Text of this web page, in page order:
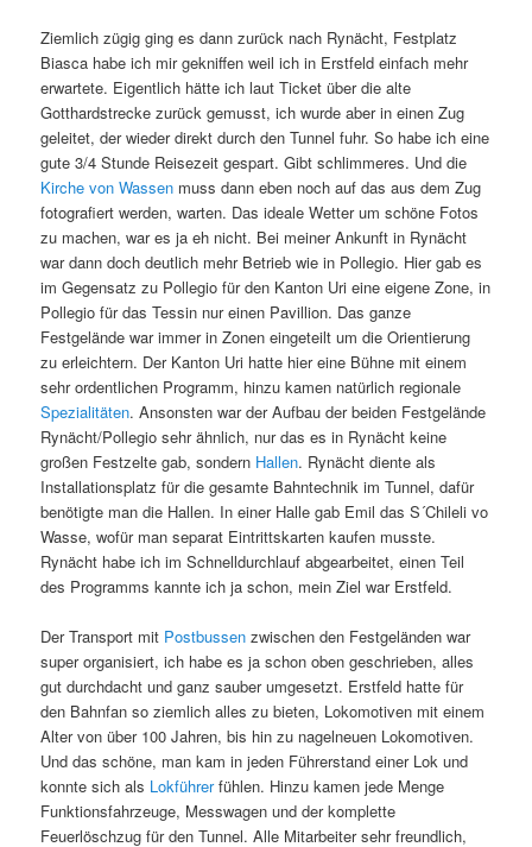
Ziemlich zügig ging es dann zurück nach Rynächt, Festplatz
Biasca habe ich mir gekniffen weil ich in Erstfeld einfach mehr
erwartete. Eigentlich hätte ich laut Ticket über die alte
Gotthardstrecke zurück gemusst, ich wurde aber in einen Zug
geleitet, der wieder direkt durch den Tunnel fuhr. So habe ich eine
gute 3/4 Stunde Reisezeit gespart. Gibt schlimmeres. Und die
Kirche von Wassen muss dann eben noch auf das aus dem Zug
fotografiert werden, warten. Das ideale Wetter um schöne Fotos
zu machen, war es ja eh nicht. Bei meiner Ankunft in Rynächt
war dann doch deutlich mehr Betrieb wie in Pollegio. Hier gab es
im Gegensatz zu Pollegio für den Kanton Uri eine eigene Zone, in
Pollegio für das Tessin nur einen Pavillion. Das ganze
Festgelände war immer in Zonen eingeteilt um die Orientierung
zu erleichtern. Der Kanton Uri hatte hier eine Bühne mit einem
sehr ordentlichen Programm, hinzu kamen natürlich regionale
Spezialitäten. Ansonsten war der Aufbau der beiden Festgelände
Rynächt/Pollegio sehr ähnlich, nur das es in Rynächt keine
großen Festzelte gab, sondern Hallen. Rynächt diente als
Installationsplatz für die gesamte Bahntechnik im Tunnel, dafür
benötigte man die Hallen. In einer Halle gab Emil das S´Chileli vo
Wasse, wofür man separat Eintrittskarten kaufen musste.
Rynächt habe ich im Schnelldurchlauf abgearbeitet, einen Teil
des Programms kannte ich ja schon, mein Ziel war Erstfeld.
Der Transport mit Postbussen zwischen den Festgeländen war
super organisiert, ich habe es ja schon oben geschrieben, alles
gut durchdacht und ganz sauber umgesetzt. Erstfeld hatte für
den Bahnfan so ziemlich alles zu bieten, Lokomotiven mit einem
Alter von über 100 Jahren, bis hin zu nagelneuen Lokomotiven.
Und das schöne, man kam in jeden Führerstand einer Lok und
konnte sich als Lokführerfühlen. Hinzu kamen jede Menge
Funktionsfahrzeuge, Messwagen und der komplette
Feuerlöschzug für den Tunnel. Alle Mitarbeiter sehr freundlich,